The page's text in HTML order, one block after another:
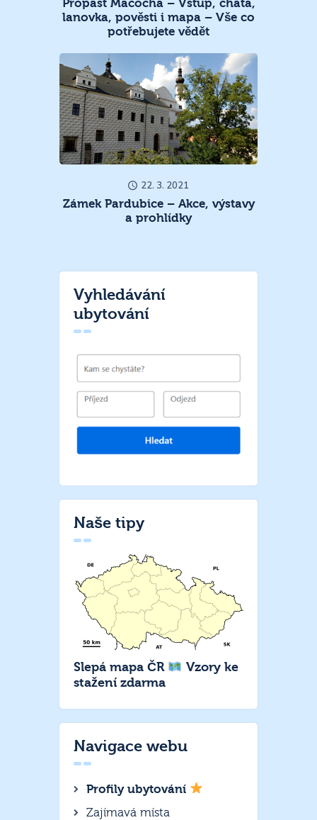
Propast Macocha – Vstup, chata,
lanovka, pověsti i mapa – Vše co
potřebujete vědět
22. 3. 2021
Zámek Pardubice – Akce, výstavy
a prohlídky
Vyhledávání
ubytování
Naše tipy
Slepá mapa ČR
Vzory ke
stažení zdarma
Navigace webu
Profily ubytování
Zajímavá místa